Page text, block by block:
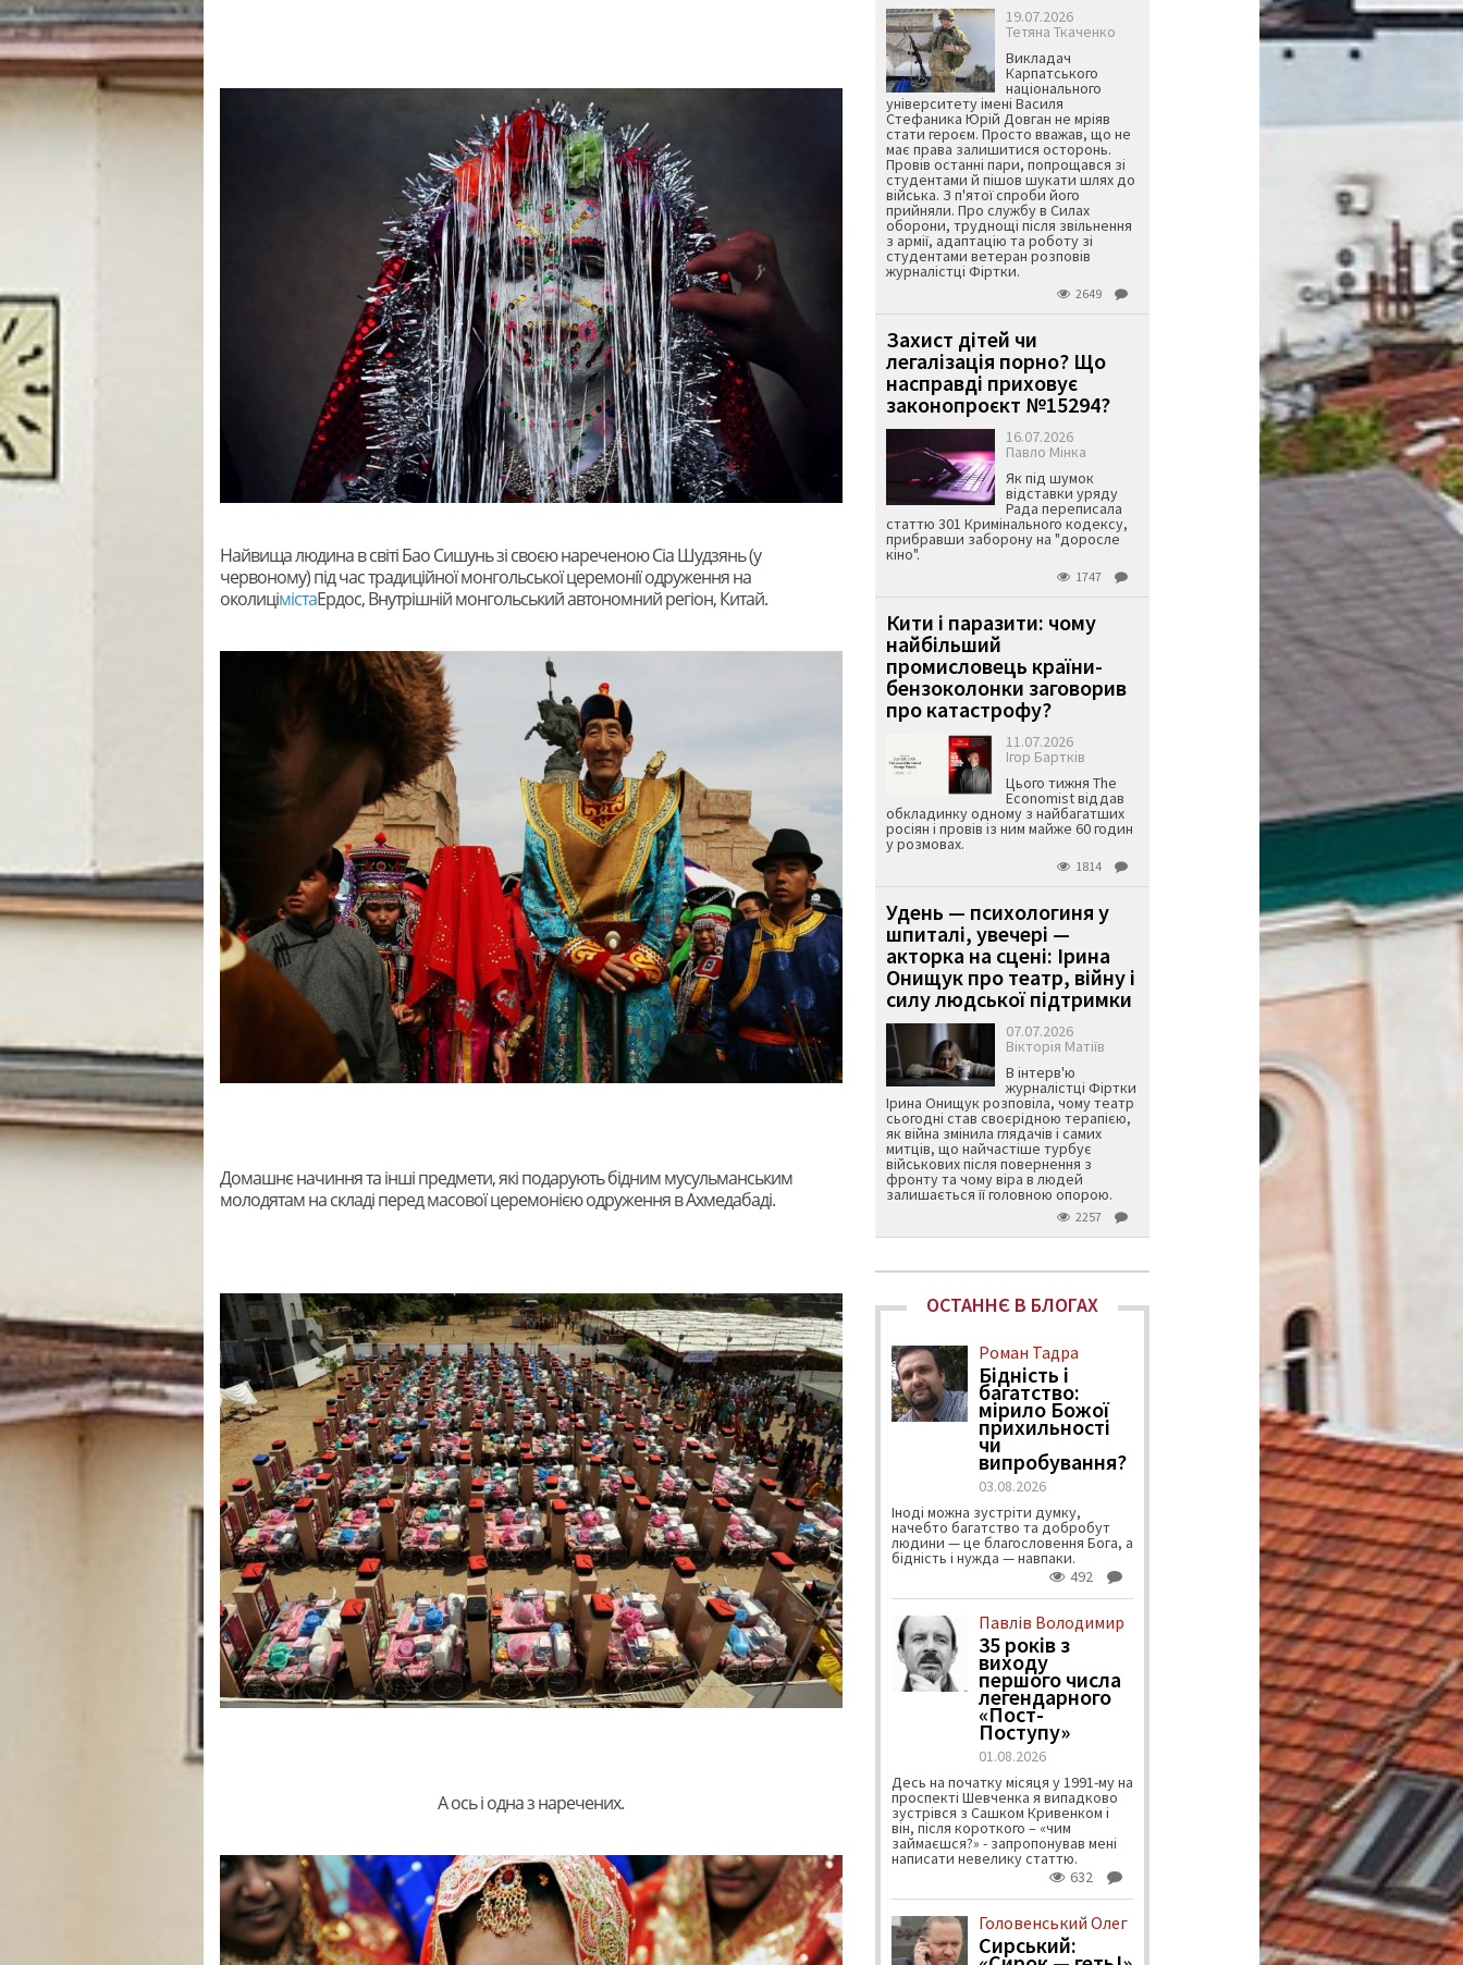
Найвища людина в світі Бао Сишунь зі своєю нареченою Сіа Шудзянь (у
червоному) під час традиційної монгольської церемонії одруження на
околицімістаЕрдос, Внутрішній монгольський автономний регіон, Китай.
Домашнє начиння та інші предмети, які подарують бідним мусульманським
молодятам на складі перед масової церемонією одруження в Ахмедабаді.
А ось і одна з наречених.
19.07.2026
Тетяна Ткаченко
Викладач
Карпатського
національного
університету імені Василя
Стефаника Юрій Довган не мріяв
стати героєм. Просто вважав, що не
має права залишитися осторонь.
Провів останні пари, попрощався зі
студентами й пішов шукати шлях до
війська. З п'ятої спроби його
прийняли. Про службу в Силах
оборони, труднощі після звільнення
з армії, адаптацію та роботу зі
студентами ветеран розповів
журналістці Фіртки.
2649
Захист дітей чи
легалізація порно? Що
насправді приховує
законопроєкт №15294?
16.07.2026
Павло Мінка
Як під шумок
відставки уряду
Рада переписала
статтю 301 Кримінального кодексу,
прибравши заборону на "доросле
кіно".
1747
Кити і паразити: чому
найбільший
промисловець країни-
бензоколонки заговорив
про катастрофу?
11.07.2026
Ігор Бартків
Цього тижня The
Economist віддав
обкладинку одному з найбагатших
росіян і провів із ним майже 60 годин
у розмовах.
1814
Удень — психологиня у
шпиталі, увечері —
акторка на сцені: Ірина
Онищук про театр, війну і
силу людської підтримки
07.07.2026
Вікторія Матіїв
В інтерв'ю
журналістці Фіртки
Ірина Онищук розповіла, чому театр
сьогодні став своєрідною терапією,
як війна змінила глядачів і самих
митців, що найчастіше турбує
військових після повернення з
фронту та чому віра в людей
залишається її головною опорою.
2257
ОСТАННЄ В БЛОГАХ
Роман Тадра
Бідність і
багатство:
мірило Божої
прихильності
чи
випробування?
03.08.2026
Іноді можна зустріти думку,
начебто багатство та добробут
людини — це благословення Бога, а
бідність і нужда — навпаки.
492
Павлів Володимир
35 років з
виходу
першого числа
легендарного
«Пост-
Поступу»
01.08.2026
Десь на початку місяця у 1991-му на
проспекті Шевченка я випадково
зустрівся з Сашком Кривенком і
він, після короткого – «чим
займаєшся?» - запропонував мені
написати невелику статтю.
632
Головенський Олег
Сирський: